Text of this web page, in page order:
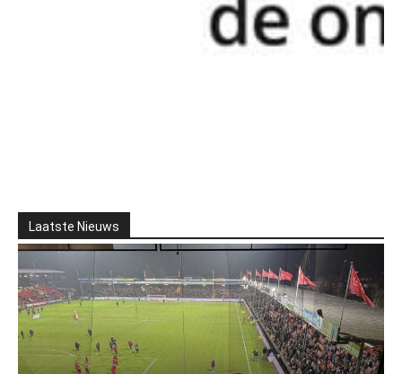
Laatste Nieuws